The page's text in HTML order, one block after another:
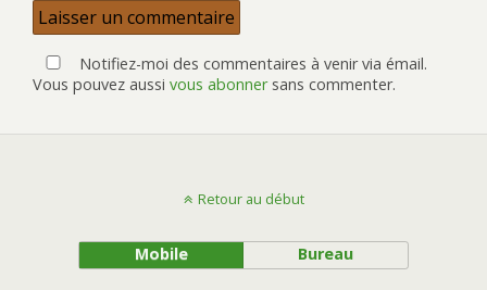
Notifiez-moi des commentaires à venir via émail.
Vous pouvez aussi vous abonnersans commenter.
Retour au début
Mobile Bureau